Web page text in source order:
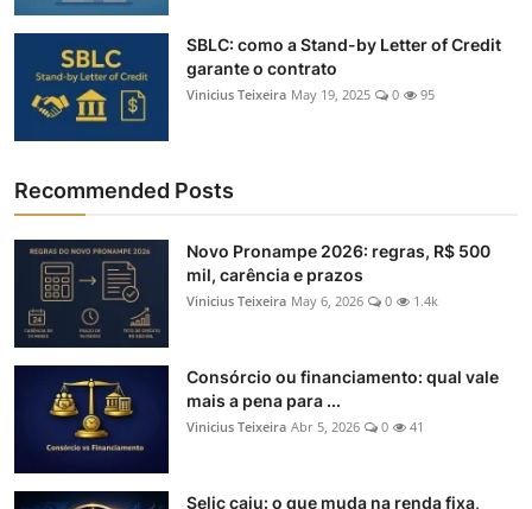
SBLC: como a Stand-by Letter of Credit
garante o contrato
Vinicius Teixeira May 19, 2025 0 95
Recommended Posts
Novo Pronampe 2026: regras, R$ 500
mil, carência e prazos
Vinicius Teixeira May 6, 2026 0 1.4k
Consórcio ou financiamento: qual vale
mais a pena para ...
Vinicius Teixeira Abr 5, 2026 0 41
Selic caiu: o que muda na renda fixa,